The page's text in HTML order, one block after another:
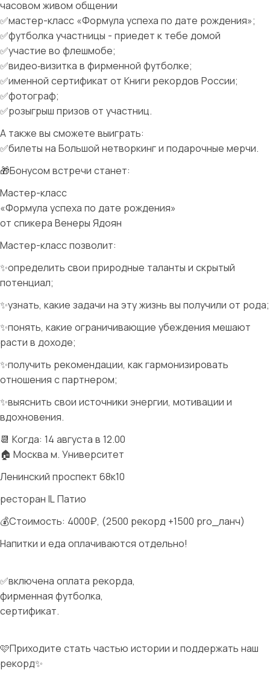
часовом живом общении
✅мастер-класс «Формула успеха по дате рождения»;
✅футболка участницы - приедет к тебе домой
✅участие во флешмобе;
✅видео‑визитка в фирменной футболке;
✅именной сертификат от Книги рекордов России;
✅фотограф;
✅розыгрыш призов от участниц.
А также вы сможете выиграть:
✅билеты на Большой нетворкинг и подарочные мерчи.
🎁Бонусом встречи станет:
Мастер-класс
«Формула успеха по дате рождения»
от спикера Венеры Ядоян
Мастер-класс позволит:
✨определить свои природные таланты и скрытый
потенциал;
✨узнать, какие задачи на эту жизнь вы получили от рода;
✨понять, какие ограничивающие убеждения мешают
расти в доходе;
✨получить рекомендации, как гармонизировать
отношения с партнером;
✨выяснить свои источники энергии, мотивации и
вдохновения.
📆 Когда: 14 августа в 12.00
🏠 Москва м. Университет
Ленинский проспект 68к10
ресторан IL Патио
💰Стоимость: 4000₽, (2500 рекорд +1500 pro_ланч)
Напитки и еда оплачиваются отдельно!
✅включена оплата рекорда,
фирменная футболка,
сертификат.
🩷Приходите стать частью истории и поддержать наш
рекорд✨